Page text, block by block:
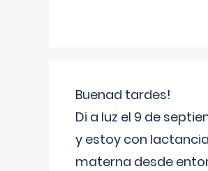
Buenad tardes!
Di a luz el 9 de
y estoy con lactancia
materna desde